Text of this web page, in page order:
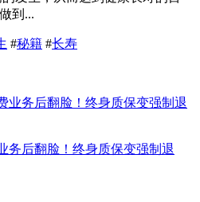
到...
#秘籍 #长寿
务后翻脸！终身质保变强制退